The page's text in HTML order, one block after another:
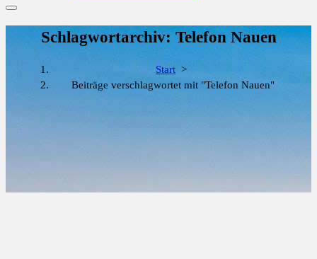
Schlagwortarchiv: Telefon Nauen
Start >
Beiträge verschlagwortet mit "Telefon Nauen"